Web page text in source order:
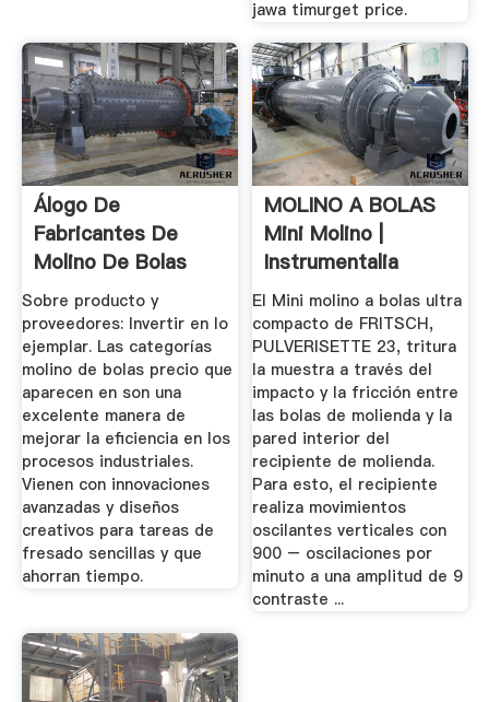
jawa timurget price.
Álogo De
Fabricantes De
Molino De Bolas
Precio De Alta ...
Sobre producto y
proveedores: Invertir en lo
ejemplar. Las categorías
molino de bolas precio que
aparecen en son una
excelente manera de
mejorar la eficiencia en los
procesos industriales.
Vienen con innovaciones
avanzadas y diseños
creativos para tareas de
fresado sencillas y que
ahorran tiempo.
MOLINO A BOLAS
Mini Molino |
Instrumentalia
El Mini molino a bolas ultra
compacto de FRITSCH,
PULVERISETTE 23, tritura
la muestra a través del
impacto y la fricción entre
las bolas de molienda y la
pared interior del
recipiente de molienda.
Para esto, el recipiente
realiza movimientos
oscilantes verticales con
900 – oscilaciones por
minuto a una amplitud de 9
contraste ...